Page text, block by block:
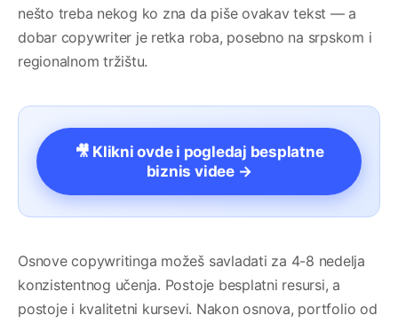
nešto treba nekog ko zna da piše ovakav tekst — a
dobar copywriter je retka roba, posebno na srpskom i
regionalnom tržištu.
🎥 Klikni ovde i pogledaj besplatne
biznis videe →
Osnove copywritinga možeš savladati za 4-8 nedelja
konzistentnog učenja. Postoje besplatni resursi, a
postoje i kvalitetni kursevi. Nakon osnova, portfolio od